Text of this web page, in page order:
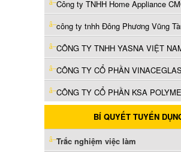
công ty tnhh Đông Phương Vũng
CÔNG TY TNHH YASNA VIỆT
CÔNG TY CỔ PHẦN
BÍ QUYẾT TUYỂN
Trắc nghiệm việc làm